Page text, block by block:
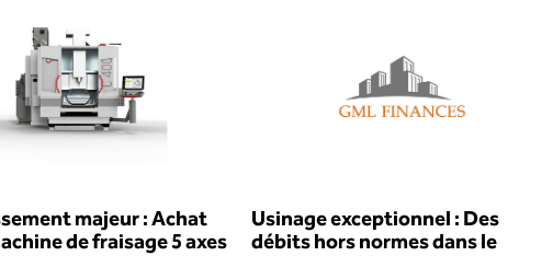
majeur : Achat
de fraisage 5 axes
Usinage exceptionnel : Des
débits hors normes dans le